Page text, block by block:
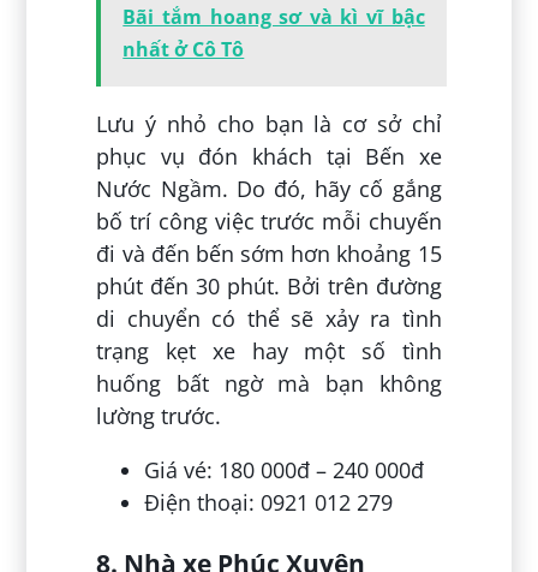
Bãi tắm hoang sơ và kì vĩ bậc
nhất ở Cô Tô
Lưu ý nhỏ cho bạn là cơ sở chỉ
phục vụ đón khách tại Bến xe
Nước Ngầm. Do đó, hãy cố gắng
bố trí công việc trước mỗi chuyến
đi và đến bến sớm hơn khoảng 15
phút đến 30 phút. Bởi trên đường
di chuyển có thể sẽ xảy ra tình
trạng kẹt xe hay một số tình
huống bất ngờ mà bạn không
lường trước.
Giá vé: 180 000đ – 240 000đ
Điện thoại: 0921 012 279
8. Nhà xe Phúc Xuyên